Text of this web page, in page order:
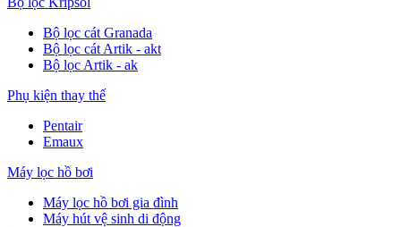
Bộ lọc cát Granada
Bộ lọc cát Artik - akt
Bộ lọc Artik - ak
Phụ kiện thay thế
Pentair
Emaux
Máy lọc hồ bơi
Máy lọc hồ bơi gia đình
Máy hút vệ sinh di động